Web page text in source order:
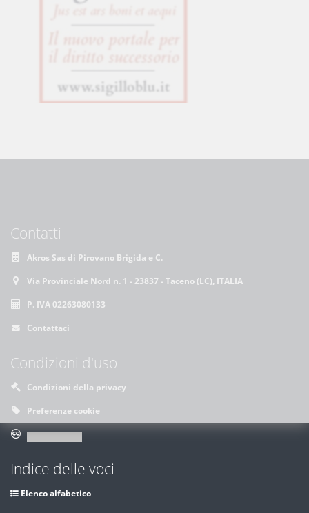
Contatti
Akros Sas di Pirovano Brigida e C.
Via Provinciale Nord n. 1 - 23837 - Taceno (LC), ITALIA
P. IVA 02263080133
Contattaci
Condizioni d'uso
Condizioni della privacy
Preferenze cookie
Indice delle voci
Elenco alfabetico